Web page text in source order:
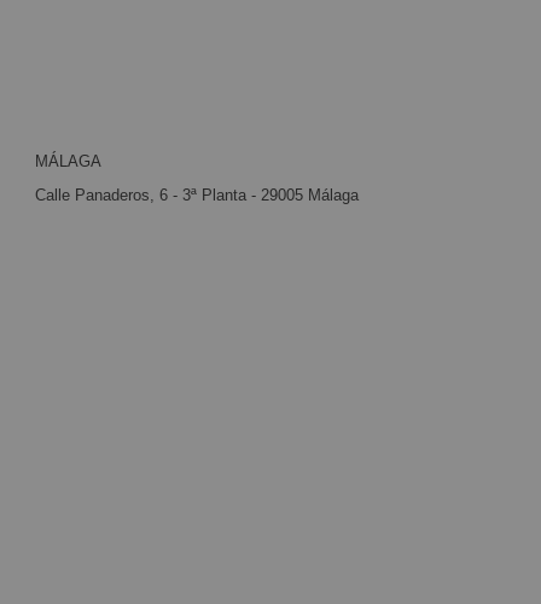
MÁLAGA
Calle Panaderos, 6 - 3ª Planta - 29005 Málaga